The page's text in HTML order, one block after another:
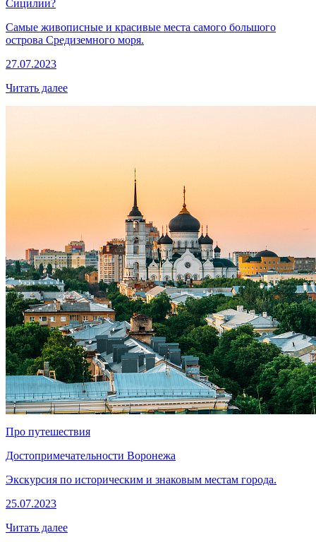
Сицилии?
Самые живописные и красивые места самого большого
острова Средиземного моря.
27.07.2023
Читать далее
Про путешествия
Достопримечательности Воронежа
Экскурсия по историческим и знаковым местам города.
25.07.2023
Читать далее